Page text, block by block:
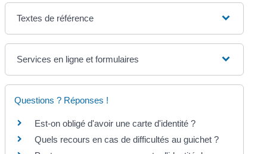
Textes de référence
Services en ligne et formulaires
Questions ? Réponses !
Est-on obligé d'avoir une carte d'identité ?
Quels recours en cas de difficultés au guichet ?